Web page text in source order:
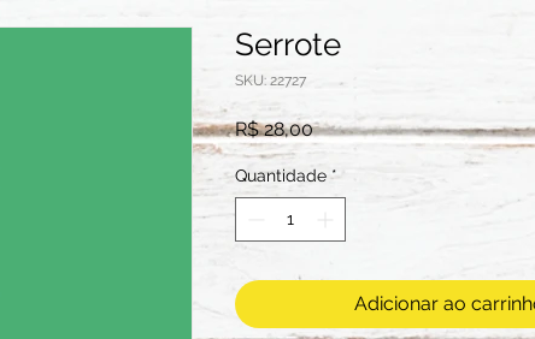
Serrote
SKU: 22727
R$ 28,00Preço
Quantidade *
Adicionar ao